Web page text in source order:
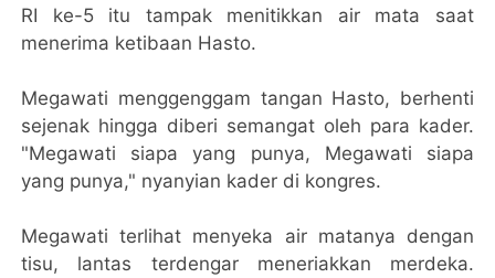
RI ke-5 itu tampak menitikkan air mata saat
menerima ketibaan Hasto.
Megawati menggenggam tangan Hasto, berhenti
sejenak hingga diberi semangat oleh para kader.
"Megawati siapa yang punya, Megawati siapa
yang punya," nyanyian kader di kongres.
Megawati terlihat menyeka air matanya dengan
tisu, lantas terdengar meneriakkan merdeka.